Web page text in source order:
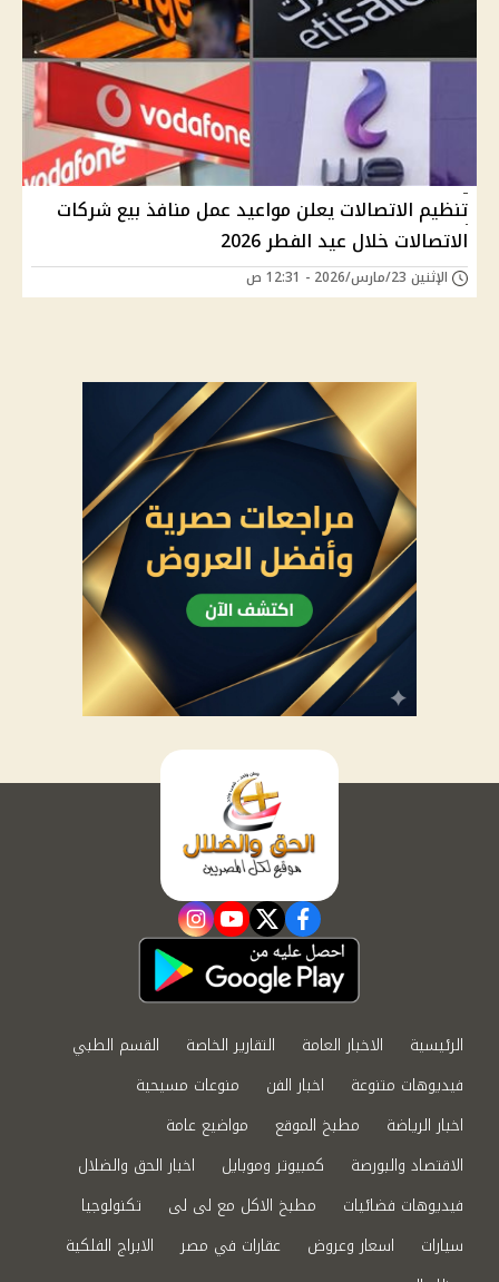
تنظيم الاتصالات يعلن مواعيد عمل منافذ بيع شركات
الاتصالات خلال عيد الفطر 2026
الإثنين 23/مارس/2026 - 12:31 ص
facebook
twitter
youtube
instagram
الرئيسية الاخبار العامة التقارير الخاصة
القسم الطبي
فيديوهات متنوعة
اخبار الفن
منوعات مسيحية
اخبار الرياضة
مطبخ الموقع
مواضيع عامة
الاقتصاد والبورصة
كمبيوتر وموبايل
اخبار الحق والضلال
فيديوهات فضائيات
مطبخ الاكل مع لى لى
تكنولوجيا
سيارات
اسعار وعروض عقارات في مصر
الابراج الفلكية